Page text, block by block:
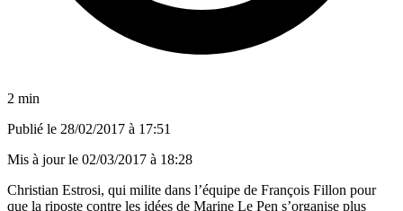
2 min
Publié le 28/02/2017 à 17:51
Mis à jour le 02/03/2017 à 18:28
Christian Estrosi, qui milite dans l’équipe de François Fillon pour
que la riposte contre les idées de Marine Le Pen s’organise plus